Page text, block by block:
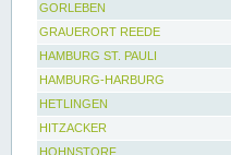
GORLEBEN
GRAUERORT REEDE
HAMBURG ST. PAULI
HAMBURG-HARBURG
HETLINGEN
HITZACKER
HOHNSTORF